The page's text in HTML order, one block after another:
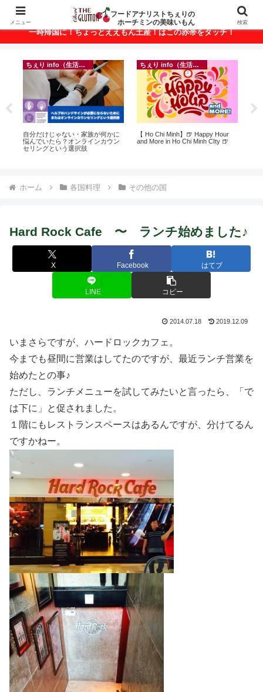
ベトナム・ホーチミンの美味いもんが満載！
一時帰国に！ちょっとええもん土産！はこの赤帯をタッチ！
ちぇり info（生活情報）
自分だけじゃない・家族が何かに
悩んでいたら？オンラインカウン
セリングという選択肢
ちぇり info（生活情報）
【 Ho Chi Minh】🍺 Happy Hour
and More in Ho Chi Minh CIty 🍺
ホーム 各国料理 その他の国
Hard Rock Cafe 〜 ランチ始めました♪
X Facebook はてブ
LINE コピー
2014.07.18 2019.12.09
いまさらですが、ハードロックカフェ。
今までも昼間に営業はしてたのですが、最近ランチ営業を
始めたとの事♪
ただし、ランチメニューを試してみたいと言ったら、「で
は下に」と促されました。
１階にもレストランスペースはあるんですが、分けてるん
ですかねー。
メニュー
フードアナリストちぇりの
ホーチミンの美味いもん
検索